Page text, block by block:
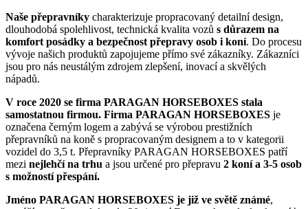
Naše přepravníky charakterizuje propracovaný detailní design,
dlouhodobá spolehlivost, technická kvalita vozů s důrazem na
komfort posádky a bezpečnost přepravy osob i koní. Do procesu
vývoje našich produktů zapojujeme přímo své zákazníky. Zákazníci
jsou pro nás neustálým zdrojem zlepšení, inovací a skvělých
nápadů.
V roce 2020 se firma PARAGAN HORSEBOXES stala
samostatnou firmou. Firma PARAGAN HORSEBOXES je
označena černým logem a zabývá se výrobou prestižních
přepravníků na koně s propracovaným designem a to v kategorii
vozidel do 3,5 t. Přepravníky PARAGAN HORSEBOXES patří
mezi nejlehčí na trhu a jsou určené pro přepravu 2 koní a 3-5 osob
s možností přespání.
Jméno PARAGAN HORSEBOXES je již ve světě známé,